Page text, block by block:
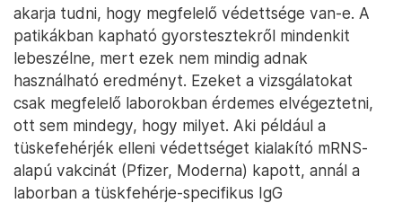
akarja tudni, hogy megfelelő védettsége van-e. A
patikákban kapható gyorstesztekről mindenkit
lebeszélne, mert ezek nem mindig adnak
használható eredményt. Ezeket a vizsgálatokat
csak megfelelő laborokban érdemes elvégeztetni,
ott sem mindegy, hogy milyet. Aki például a
tüskefehérjék elleni védettséget kialakító mRNS-
alapú vakcinát (Pfizer, Moderna) kapott, annál a
laborban a tüskfehérje-specifikus IgG